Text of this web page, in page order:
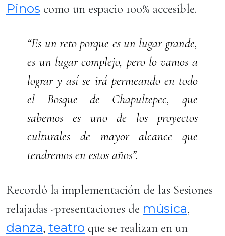
Pinos como un espacio 100% accesible.
“Es un reto porque es un lugar grande,
es un lugar complejo, pero lo vamos a
lograr y así se irá permeando en todo
el Bosque de Chapultepec, que
sabemos es uno de los proyectos
culturales de mayor alcance que
tendremos en estos años”.
Recordó la implementación de las Sesiones
relajadas -presentaciones de música,
danza, teatro que se realizan en un